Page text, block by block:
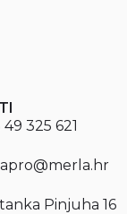
325 621
Pinjuha 16